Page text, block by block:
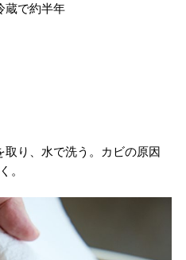
蔵で約半年
取り、水で洗う。カビの原因
。